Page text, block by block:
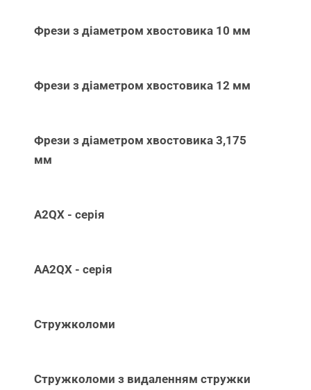
Фрези з діаметром хвостовика 10 мм
Фрези з діаметром хвостовика 12 мм
Фрези з діаметром хвостовика 3,175
мм
A2QX - серія
AA2QX - серія
Стружколоми
Стружколоми з видаленням стружки